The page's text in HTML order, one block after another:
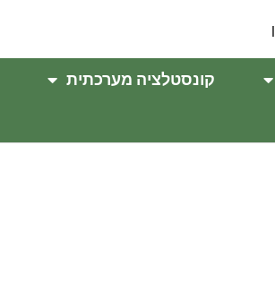
קונסטלציה מערכתית